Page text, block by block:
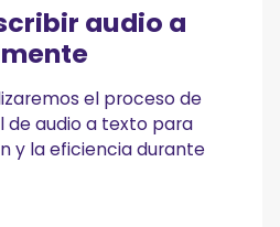
audio a
el proceso de
audio a texto para
y la eficiencia durante